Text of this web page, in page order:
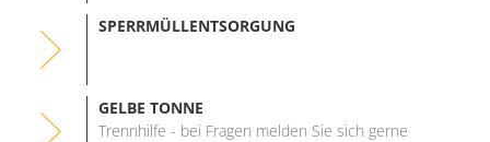
SPERRMÜLLENTSORGUNG
GELBE TONNE
Trennhilfe - bei Fragen melden Sie sich gerne